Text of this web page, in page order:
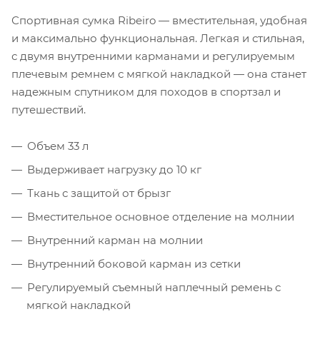
Спортивная сумка Ribeiro — вместительная, удобная
и максимально функциональная. Легкая и стильная,
с двумя внутренними карманами и регулируемым
плечевым ремнем с мягкой накладкой — она станет
надежным спутником для походов в спортзал и
путешествий.
Объем 33 л
Выдерживает нагрузку до 10 кг
Ткань с защитой от брызг
Вместительное основное отделение на молнии
Внутренний карман на молнии
Внутренний боковой карман из сетки
Регулируемый съемный наплечный ремень с
мягкой накладкой